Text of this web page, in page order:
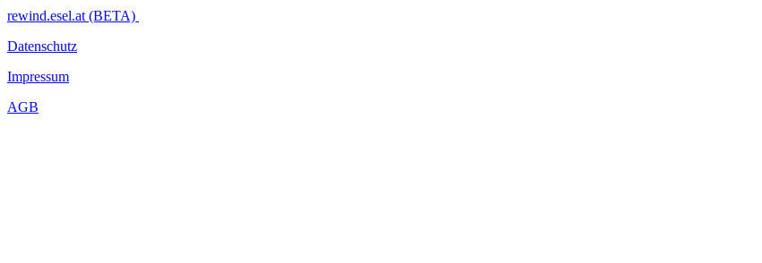
rewind.esel.at (BETA)
Datenschutz
Impressum
AGB